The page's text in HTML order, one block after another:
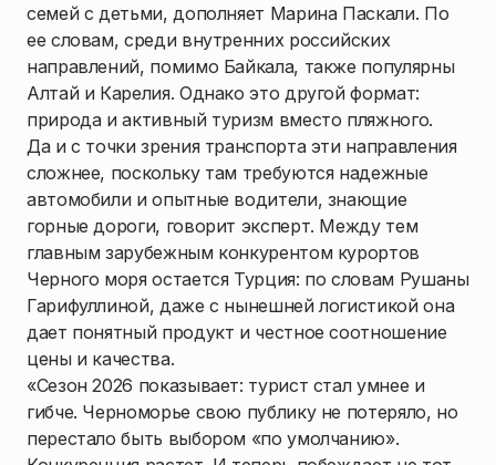
семей с детьми, дополняет Марина Паскали. По
ее словам, среди внутренних российских
направлений, помимо Байкала, также популярны
Алтай и Карелия. Однако это другой формат:
природа и активный туризм вместо пляжного.
Да и с точки зрения транспорта эти направления
сложнее, поскольку там требуются надежные
автомобили и опытные водители, знающие
горные дороги, говорит эксперт. Между тем
главным зарубежным конкурентом курортов
Черного моря остается Турция: по словам Рушаны
Гарифуллиной, даже с нынешней логистикой она
дает понятный продукт и честное соотношение
цены и качества.
«Сезон 2026 показывает: турист стал умнее и
гибче. Черноморье свою публику не потеряло, но
перестало быть выбором «по умолчанию».